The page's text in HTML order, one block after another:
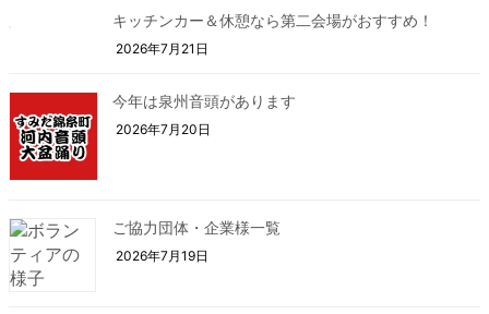
キッチンカー＆休憩なら第二会場がおすすめ！
2026年7月21日
今年は泉州音頭があります
2026年7月20日
ご協力団体・企業様一覧
2026年7月19日